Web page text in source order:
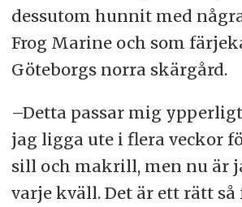
dessutom hunnit med
Frog Marine och som
Göteborgs norra skärgård.
–Detta passar mig
jag ligga ute i flera veckor
sill och makrill, men nu är
varje kväll. Det är ett rätt